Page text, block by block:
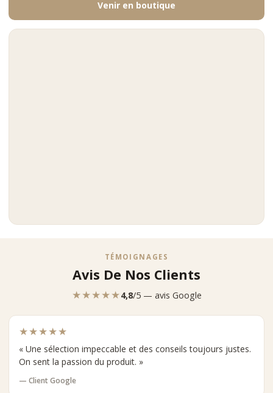
Venir en boutique
TÉMOIGNAGES
Avis De Nos Clients
★★★★★4,8/5 — avis Google
★★★★★
« Une sélection impeccable et des conseils toujours justes.
On sent la passion du produit. »
— Client Google